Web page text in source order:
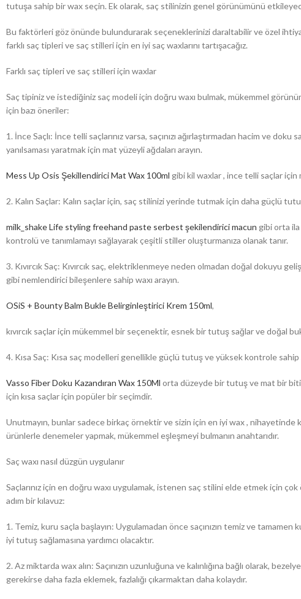
tutuşa sahip bir wax seçin. Ek olarak, saç stilinizin genel görünümünü
Bu faktörleri göz önünde bulundurarak seçeneklerinizi daraltabilir ve özel
farklı saç tipleri ve saç stilleri için en iyi saç waxlarını tartışacağız.
Farklı saç tipleri ve saç stilleri için waxlar
Saç tipiniz ve istediğiniz saç modeli için doğru waxı bulmak, mükemmel
için bazı öneriler:
1. İnce Saçlı: İnce telli saçlarınız varsa, saçınızı ağırlaştırmadan hacim ve
yanılsaması yaratmak için mat yüzeyli ağdaları arayın.
Mess Up Osis Şekillendirici Mat Wax 100ml gibi kil waxlar , ince telli saçlar
2. Kalın Saçlar: Kalın saçlar için, saç stilinizi yerinde tutmak için daha güçlü
milk_shake Life styling freehand paste serbest şekilendirici macun gibi orta
kontrolü ve tanımlamayı sağlayarak çeşitli stiller oluşturmanıza olanak tanır.
3. Kıvırcık Saç: Kıvırcık saç, elektriklenmeye neden olmadan doğal dokuyu
gibi nemlendirici bileşenlere sahip waxı arayın.
OSiS + Bounty Balm Bukle Belirginleştirici Krem 150ml,
kıvırcık saçlar için mükemmel bir seçenektir, esnek bir tutuş sağlar ve doğal
4. Kısa Saç: Kısa saç modelleri genellikle güçlü tutuş ve yüksek kontrole
Vasso Fiber Doku Kazandıran Wax 150Ml orta düzeyde bir tutuş ve mat bir
için kısa saçlar için popüler bir seçimdir.
Unutmayın, bunlar sadece birkaç örnektir ve sizin için en iyi wax , nihayetinde
ürünlerle denemeler yapmak, mükemmel eşleşmeyi bulmanın anahtarıdır.
Saç waxı nasıl düzgün uygulanır
Saçlarınız için en doğru waxı uygulamak, istenen saç stilini elde etmek için
adım bir kılavuz:
1. Temiz, kuru saçla başlayın: Uygulamadan önce saçınızın temiz ve
iyi tutuş sağlamasına yardımcı olacaktır.
2. Az miktarda wax alın: Saçınızın uzunluğuna ve kalınlığına bağlı olarak,
gerekirse daha fazla eklemek, fazlalığı çıkarmaktan daha kolaydır.